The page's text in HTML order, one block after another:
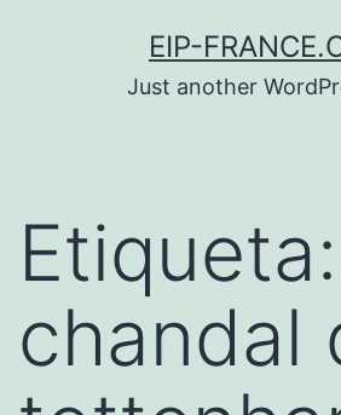
EIP-
Just another
Etiqueta:
chandal